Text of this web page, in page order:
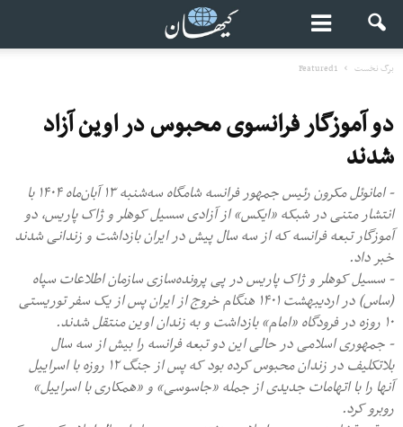
برگ نخست Featured1
دو آموزگار فرانسوی محبوس در اوین آزاد
شدند
- امانوئل مکرون رئیس جمهور فرانسه شامگاه سه‌‌شنبه ۱۳ آبان‌ماه ۱۴۰۴ با
انتشار متنی در شبکه «ایکس» از آزادی سسیل کوهلر و ژاک پاریس، دو
آموزگار تبعه فرانسه که از سه سال پیش در ایران بازداشت و‌ زندانی شدند
خبر داد.
- سسیل کوهلر و ژاک پاریس در پی پرونده‌سازی سازمان اطلاعات سپاه
(ساس) در اردیبهشت ۱۴۰۱ هنگام خروج از ایران پس از یک سفر توریستی
۱۰ روزه در فرودگاه «امام» بازداشت و به زندان اوین منتقل شدند.
- جمهوری اسلامی در حالی این دو تبعه فرانسه را بیش از سه سال
بلاتکلیف در زندان محبوس کرده بود که پس از جنگ ۱۲ روزه با اسراییل
آنها را با اتهامات جدیدی از جمله «جاسوسی» و «همکاری با اسراییل»
روبرو کرد.